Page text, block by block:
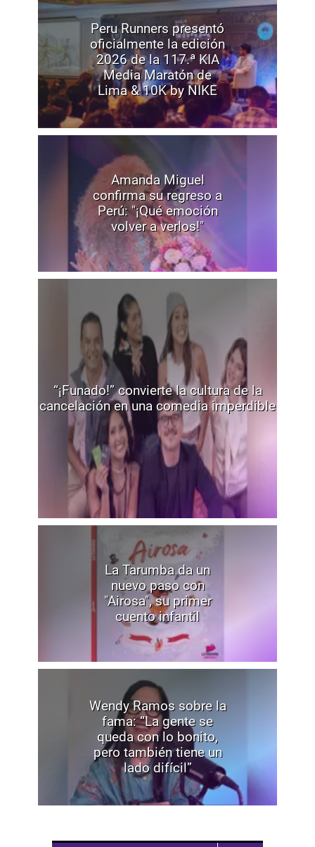
Peru Runners presentó
oficialmente la edición
2026 de la 117.ª KIA
Media Maratón de
Lima & 10K by NIKE
Amanda Miguel
confirma su regreso a
Perú: "¡Qué emoción
volver a verlos!"
“¡Funado!” convierte la cultura de la
cancelación en una comedia imperdible
La Tarumba da un
nuevo paso con
"Airosa", su primer
cuento infantil
Wendy Ramos sobre la
fama: “La gente se
queda con lo bonito,
pero también tiene un
lado difícil”